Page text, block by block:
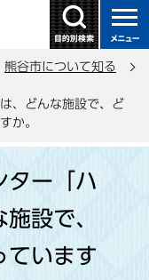
熊谷市について知る
、どんな施設で、ど
か。
ター「ハ
設で、
ています